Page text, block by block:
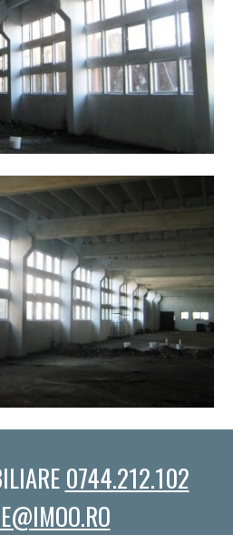
0744.212.102